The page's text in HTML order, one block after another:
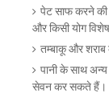
पेट साफ करने की
और किसी योग
तम्बाकू और
पानी के साथ
सेवन कर सकते हैं।